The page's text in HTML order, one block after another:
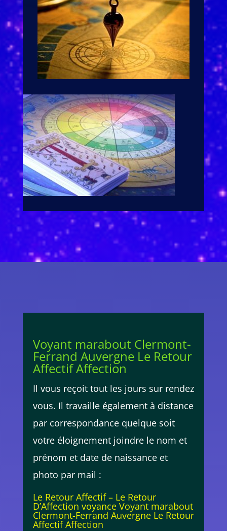
Voyant marabout Clermont-
Ferrand Auvergne Le Retour
Affectif Affection
Il vous reçoit tout les jours sur rendez
vous. Il travaille également à distance
par correspondance quelque soit
votre éloignement joindre le nom et
prénom et date de naissance et
photo par mail :
Le Retour Affectif – Le Retour
D’Affection voyance Voyant marabout
Clermont-Ferrand Auvergne Le Retour
Affectif Affection